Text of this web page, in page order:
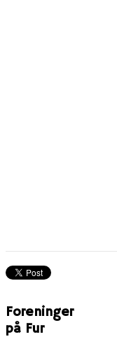
Foreninger
på Fur